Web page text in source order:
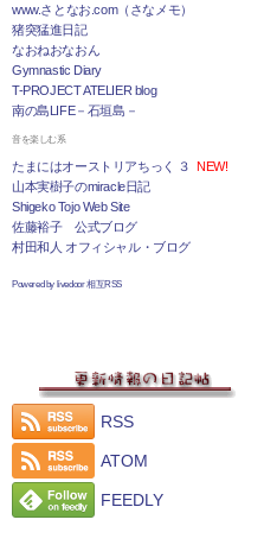
www.さとなお.com（さなメモ）
猪突猛進日記
なおねおなおん
Gymnastic Diary
T-PROJECT ATELIER blog
南の島LIFE－石垣島－
音を楽しむ系
たまにはオーストリアちっく ３ NEW!
山本実樹子のmiracle日記
Shigeko Tojo Web Site
佐藤裕子 公式ブログ
村田和人 オフィシャル・ブログ
Powered by livedoor 相互RSS
RSS
ATOM
FEEDLY